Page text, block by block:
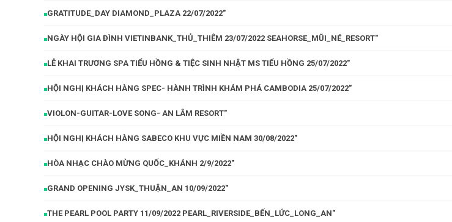
GRATITUDE_DAY DIAMOND_PLAZA 22/07/2022"
NGÀY HỘI GIA ĐÌNH VIETINBANK_THỦ_THIÊM 23/07/2022 SEAHORSE_MŨI_NÉ_RESORT"
LỄ KHAI TRƯƠNG SPA TIỂU HỒNG & TIỆC SINH NHẬT MS TIỂU HỒNG 25/07/2022"
HỘI NGHỊ KHÁCH HÀNG SPEC- HÀNH TRÌNH KHÁM PHÁ CAMBODIA 25/07/2022"
VIOLON-GUITAR-LOVE SONG- AN LÂM RESORT"
HỘI NGHỊ KHÁCH HÀNG SABECO KHU VỰC MIỀN NAM 30/08/2022"
HÒA NHẠC CHÀO MỪNG QUỐC_KHÁNH 2/9/2022"
GRAND OPENING JYSK_THUẬN_AN 10/09/2022"
THE PEARL POOL PARTY 11/09/2022 PEARL_RIVERSIDE_BẾN_LỨC_LONG_AN"